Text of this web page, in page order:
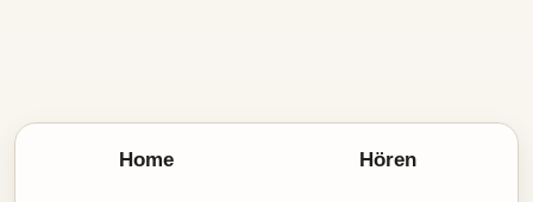
Home Hören